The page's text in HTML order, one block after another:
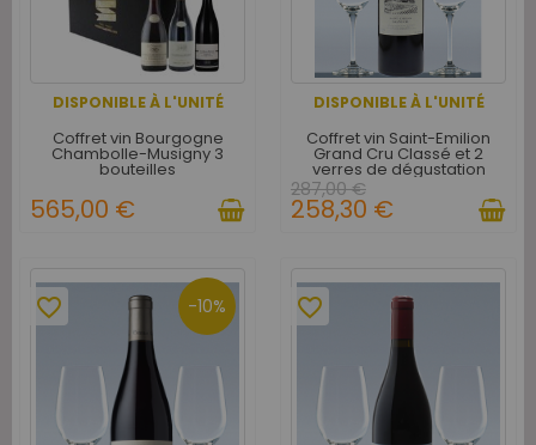
DISPONIBLE À L'UNITÉ
Coffret vin Bourgogne
Chambolle-Musigny 3
bouteilles
565,00 €
DISPONIBLE À L'UNITÉ
Coffret vin Saint-Emilion
Grand Cru Classé et 2
verres de dégustation
287,00 €
258,30 €
-10%
favorite_border favorite_border